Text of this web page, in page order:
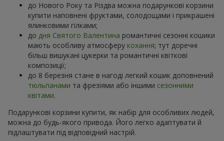
до Нового Року та Різдва можна подарункові корзини
купити наповнені фруктами, солодощами і прикрашені
ялинковими гілками;
до дня Святого Валентина романтичні сезонні кошики
мають особливу атмосферу кохання; тут доречні
більш вишукані цукерки та романтичні квіткові
композиції;
до 8 березня стане в нагоді легкий кошик доповнений
тюльпанами та фрезіями або іншими сезонними
квітами.
Подарункові корзини купити, як набір для особливих людей,
можна до будь-якого привода. Його легко адаптувати й
підлаштувати під відповідний настрій.